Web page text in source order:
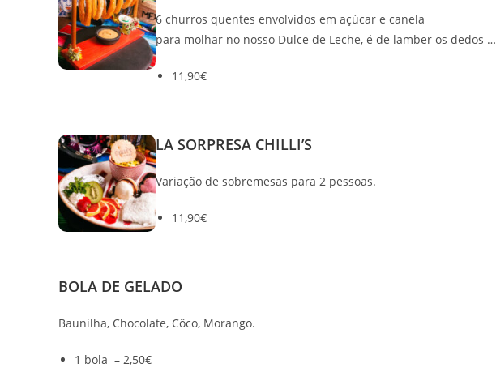
6 churros quentes envolvidos em açúcar e canela
para molhar no nosso Dulce de Leche, é de lamber os dedos …
11,90€
LA SORPRESA CHILLI’S
Variação de sobremesas para 2 pessoas.
11,90€
BOLA DE GELADO
Baunilha, Chocolate, Côco, Morango.
1 bola – 2,50€